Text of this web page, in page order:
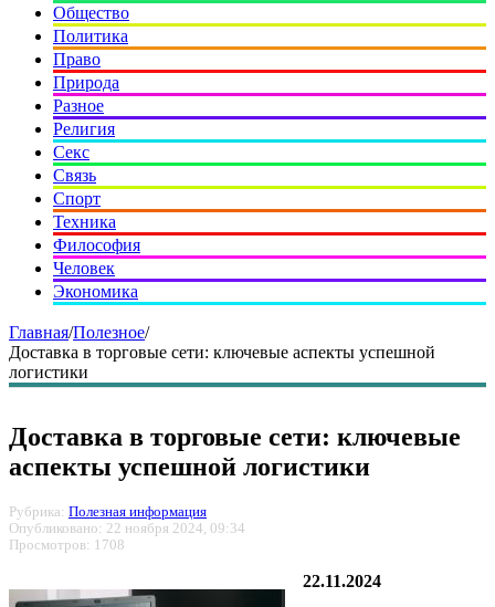
Общество
Политика
Право
Природа
Разное
Религия
Секс
Связь
Спорт
Техника
Философия
Человек
Экономика
Главная/Полезное/
Доставка в торговые сети: ключевые аспекты успешной
логистики
Доставка в торговые сети: ключевые
аспекты успешной логистики
Рубрика: Полезная информация
Опубликовано: 22 ноября 2024, 09:34
Просмотров: 1708
22.11.2024